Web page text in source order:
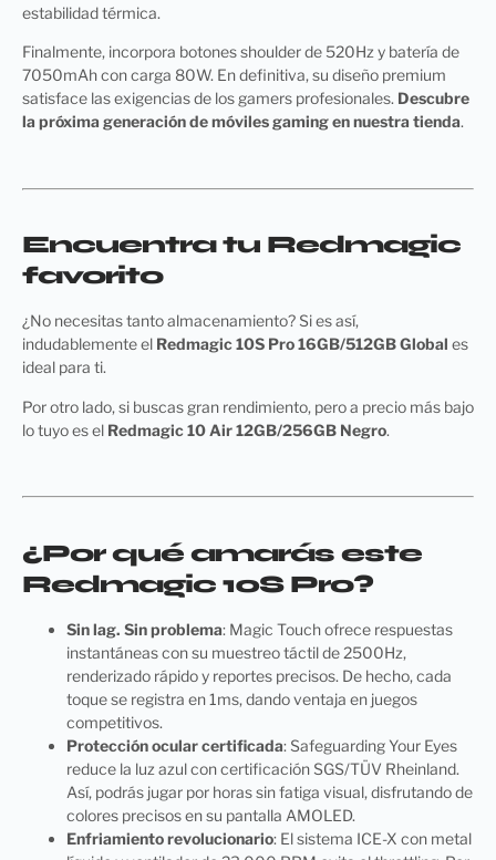
estabilidad térmica.
Finalmente, incorpora botones shoulder de 520Hz y batería de
7050mAh con carga 80W. En definitiva, su diseño premium
satisface las exigencias de los gamers profesionales. Descubre
la próxima generación de móviles gaming en nuestra tienda.
Encuentra tu Redmagic
favorito
¿No necesitas tanto almacenamiento? Si es así,
indudablemente el Redmagic 10S Pro 16GB/512GB Global es
ideal para ti.
Por otro lado, si buscas gran rendimiento, pero a precio más bajo
lo tuyo es el Redmagic 10 Air 12GB/256GB Negro.
¿Por qué amarás este
Redmagic 10S Pro?
Sin lag. Sin problema: Magic Touch ofrece respuestas
instantáneas con su muestreo táctil de 2500Hz,
renderizado rápido y reportes precisos. De hecho, cada
toque se registra en 1ms, dando ventaja en juegos
competitivos.
Protección ocular certificada: Safeguarding Your Eyes
reduce la luz azul con certificación SGS/TÜV Rheinland.
Así, podrás jugar por horas sin fatiga visual, disfrutando de
colores precisos en su pantalla AMOLED.
Enfriamiento revolucionario: El sistema ICE-X con metal